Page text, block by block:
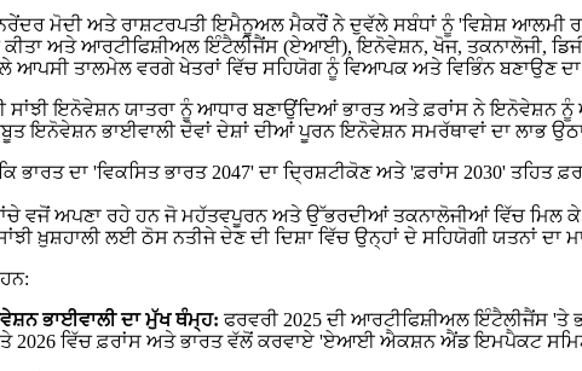
ਨਰੇਂਦਰ ਮੋਦੀ ਅਤੇ ਰਾਸ਼ਟਰਪਤੀ ਇਮੈਨੂਅਲ ਮੈਕਰੌਂ ਨੇ ਦੁਵੱਲੇ ਸਬੰਧਾਂ ਨੂੰ 'ਵਿਸ਼ੇਸ਼ ਆਲਮੀ
ਕੀਤਾ ਅਤੇ ਆਰਟੀਫਿਸ਼ੀਅਲ ਇੰਟੈਲੀਜੈਂਸ (ਏਆਈ), ਇਨੋਵੇਸ਼ਨ, ਖੋਜ, ਤਕਨਾਲੋਜੀ,
ਆਪਸੀ ਤਾਲਮੇਲ ਵਰਗੇ ਖੇਤਰਾਂ ਵਿੱਚ ਸਹਿਯੋਗ ਨੂੰ ਵਿਆਪਕ ਅਤੇ ਵਿਭਿੰਨ ਬਣਾਉਣ ਦਾ
ਸਾਂਝੀ ਇਨੋਵੇਸ਼ਨ ਯਾਤਰਾ ਨੂੰ ਆਧਾਰ ਬਣਾਉਂਦਿਆਂ ਭਾਰਤ ਅਤੇ ਫ਼ਰਾਂਸ ਨੇ ਇਨੋਵੇਸ਼ਨ
ਇਨੋਵੇਸ਼ਨ ਭਾਈਵਾਲੀ ਦੋਵਾਂ ਦੇਸ਼ਾਂ ਦੀਆਂ ਪੂਰਨ ਇਨੋਵੇਸ਼ਨ ਸਮਰੱਥਾਵਾਂ ਦਾ ਲਾਭ
ਭਾਰਤ ਦਾ 'ਵਿਕਸਿਤ ਭਾਰਤ 2047' ਦਾ ਦ੍ਰਿਸ਼ਟੀਕੋਣ ਅਤੇ 'ਫ਼ਰਾਂਸ 2030'
ਵਜੋਂ ਅਪਣਾ ਰਹੇ ਹਨ ਜੋ ਮਹੱਤਵਪੂਰਨ ਅਤੇ ਉੱਭਰਦੀਆਂ ਤਕਨਾਲੋਜੀਆਂ ਵਿੱਚ
ਖ਼ੁਸ਼ਹਾਲੀ ਲਈ ਠੋਸ ਨਤੀਜੇ ਦੇਣ ਦੀ ਦਿਸ਼ਾ ਵਿੱਚ ਉਨ੍ਹਾਂ ਦੇ ਸਹਿਯੋਗੀ ਯਤਨਾਂ ਦਾ
ਭਾਈਵਾਲੀ ਦਾ ਮੁੱਖ ਥੰਮ੍ਹ: ਫਰਵਰੀ 2025 ਦੀ ਆਰਟੀਫਿਸ਼ੀਅਲ ਇੰਟੈਲੀਜੈਂਸ 'ਤੇ
2026 ਵਿੱਚ ਫ਼ਰਾਂਸ ਅਤੇ ਭਾਰਤ ਵੱਲੋਂ ਕਰਵਾਏ 'ਏਆਈ ਐਕਸ਼ਨ ਐਂਡ ਇਮਪੈਕਟ